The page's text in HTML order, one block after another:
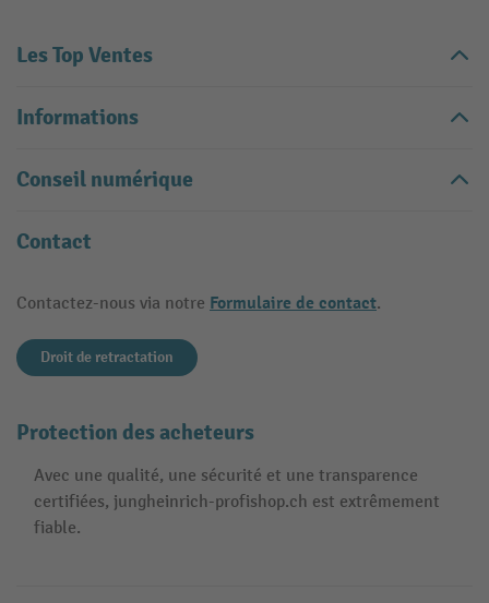
Les Top Ventes
Informations
Conseil numérique
Contact
Contactez-nous via notre Formulaire de contact.
Droit de retractation
Protection des acheteurs
Avec une qualité, une sécurité et une transparence
certifiées, jungheinrich-profishop.ch est extrêmement
fiable.